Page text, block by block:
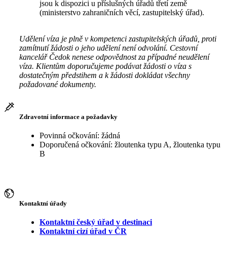
jsou k dispozici u příslušných úřadů třetí země
(ministerstvo zahraničních věcí, zastupitelský úřad).
Udělení víza je plně v kompetenci zastupitelských úřadů, proti
zamítnutí žádosti o jeho udělení není odvolání. Cestovní
kancelář Čedok nenese odpovědnost za případné neudělení
víza. Klientům doporučujeme podávat žádosti o víza s
dostatečným předstihem a k žádosti dokládat všechny
požadované dokumenty.
Zdravotní informace a požadavky
Povinná očkování: žádná
Doporučená očkování: žloutenka typu A, žloutenka typu
B
Kontaktní úřady
Kontaktní český úřad v destinaci
Kontaktní cizí úřad v ČR